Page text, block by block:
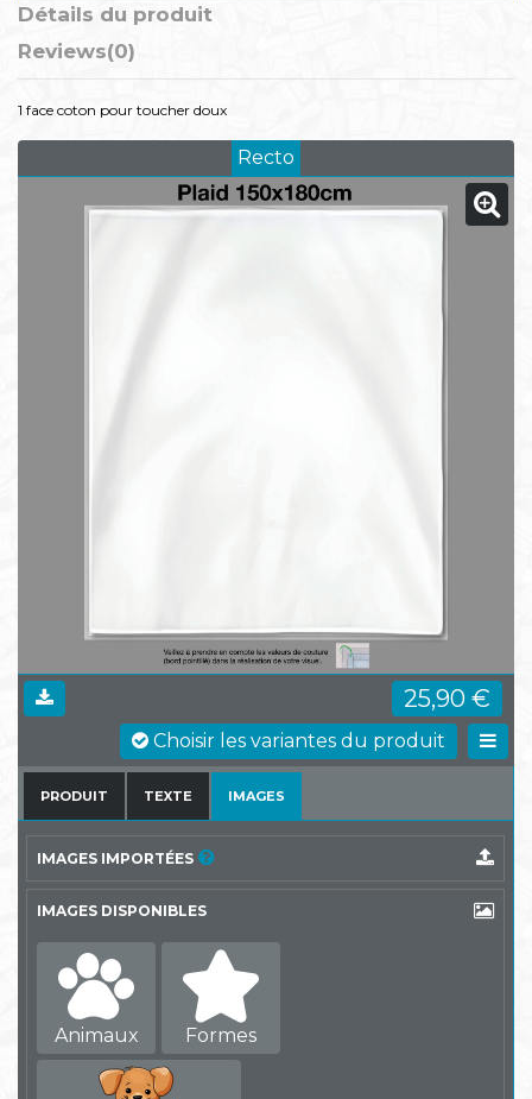
Détails du produit
Reviews(0)
1 face coton pour toucher doux
PRODUIT TEXTE IMAGES
IMAGES IMPORTÉES
IMAGES DISPONIBLES
Animaux Formes
Recto
25,90 €
Choisir les variantes du produit